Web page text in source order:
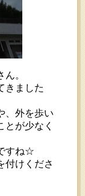
。
きました
、外を歩い
が少なく
すね☆
付けくださ